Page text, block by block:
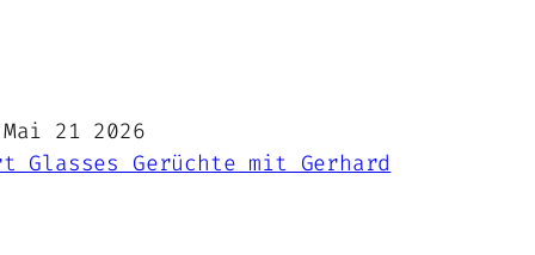
21 2026
Glasses Gerüchte mit Gerhard